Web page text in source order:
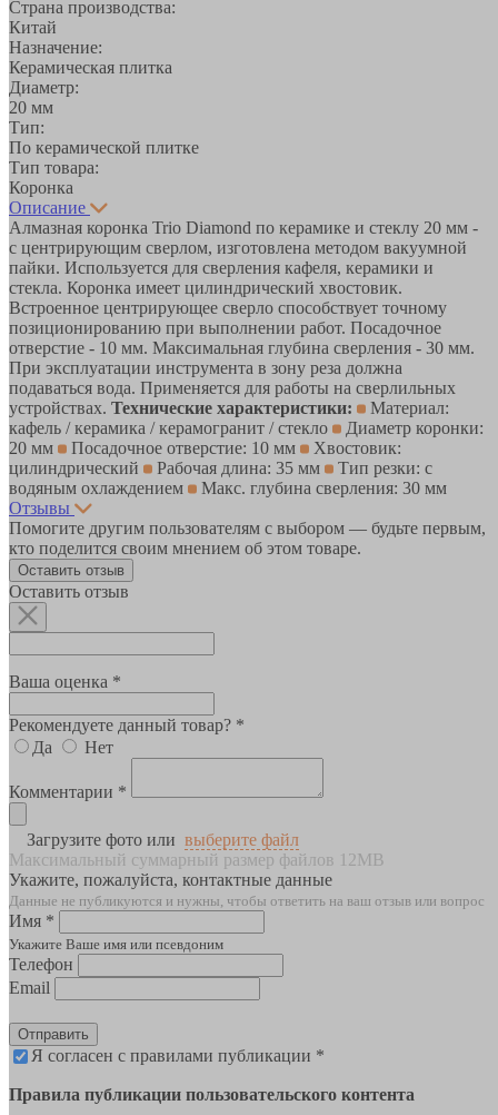
Страна производства:
Китай
Назначение:
Керамическая плитка
Диаметр:
20 мм
Тип:
По керамической плитке
Тип товара:
Коронка
Описание
Алмазная коронка Trio Diamond по керамике и стеклу 20 мм -
с центрирующим сверлом, изготовлена методом вакуумной
пайки. Используется для сверления кафеля, керамики и
стекла. Коронка имеет цилиндрический хвостовик.
Встроенное центрирующее сверло способствует точному
позиционированию при выполнении работ. Посадочное
отверстие - 10 мм. Максимальная глубина сверления - 30 мм.
При эксплуатации инструмента в зону реза должна
подаваться вода. Применяется для работы на сверлильных
устройствах. Технические характеристики:
Материал:
кафель / керамика / керамогранит / стекло
Диаметр коронки:
20 мм
Посадочное отверстие: 10 мм
Хвостовик:
цилиндрический
Рабочая длина: 35 мм
Тип резки: с
водяным охлаждением
Макс. глубина сверления: 30 мм
Отзывы
Помогите другим пользователям с выбором — будьте первым,
кто поделится своим мнением об этом товаре.
Оставить отзыв
Оставить отзыв
Ваша оценка *
Рекомендуете данный товар? *
Да
Нет
Комментарии *
Загрузите фото или выберите файл
Максимальный суммарный размер файлов 12MB
Укажите, пожалуйста, контактные данные
Данные не публикуются и нужны, чтобы ответить на ваш отзыв или вопрос
Имя *
Укажите Ваше имя или псевдоним
Телефон
Email
Отправить
Я согласен с правилами публикации *
Правила публикации пользовательского контента